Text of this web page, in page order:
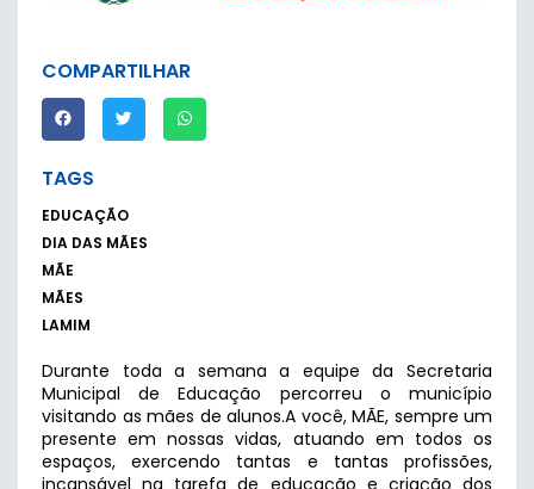
COMPARTILHAR
TAGS
EDUCAÇÃO
DIA DAS MÃES
MÃE
MÃES
LAMIM
Durante toda a semana a equipe da Secretaria
Municipal de Educação percorreu o município
visitando as mães de alunos.A você, MÃE, sempre um
presente em nossas vidas, atuando em todos os
espaços, exercendo tantas e tantas profissões,
incansável na tarefa de educação e criação dos